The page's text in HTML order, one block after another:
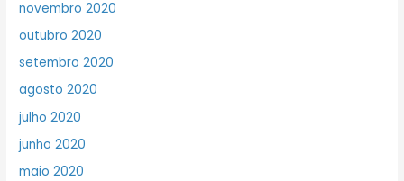
novembro 2020
outubro 2020
setembro 2020
agosto 2020
julho 2020
junho 2020
maio 2020